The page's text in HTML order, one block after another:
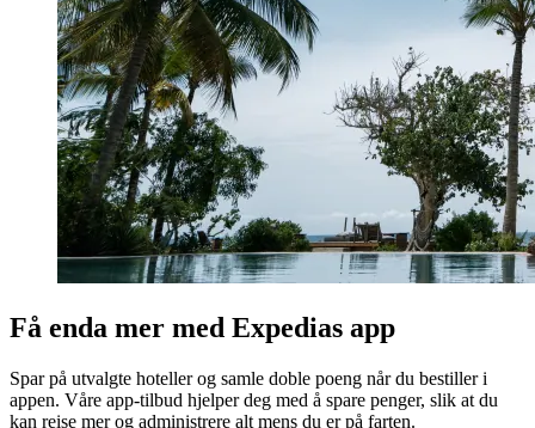
Få enda mer med Expedias app
Spar på utvalgte hoteller og samle doble poeng når du bestiller i
appen. Våre app-tilbud hjelper deg med å spare penger, slik at du
kan reise mer og administrere alt mens du er på farten.